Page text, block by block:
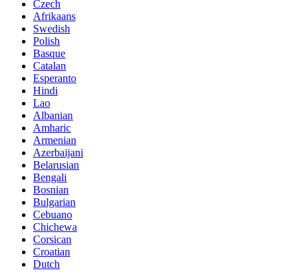
Czech
Afrikaans
Swedish
Polish
Basque
Catalan
Esperanto
Hindi
Lao
Albanian
Amharic
Armenian
Azerbaijani
Belarusian
Bengali
Bosnian
Bulgarian
Cebuano
Chichewa
Corsican
Croatian
Dutch